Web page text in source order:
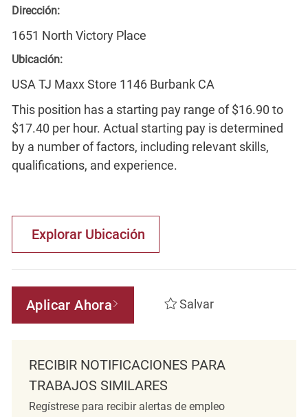
Dirección:
1651 North Victory Place
Ubicación:
USA TJ Maxx Store 1146 Burbank CA
This position has a starting pay range of $16.90 to
$17.40 per hour. Actual starting pay is determined
by a number of factors, including relevant skills,
qualifications, and experience.
Explorar Ubicación
Aplicar Ahora Salvar
RECIBIR NOTIFICACIONES PARA
TRABAJOS SIMILARES
Regístrese para recibir alertas de empleo